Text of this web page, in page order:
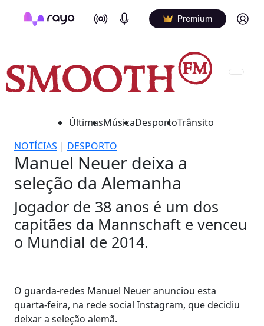
On Air Podcasts Premium Log in
ÚltimasMúsicaDesportoTrânsito
NOTÍCIAS | DESPORTO
Manuel Neuer deixa a
seleção da Alemanha
Jogador de 38 anos é um dos
capitães da Mannschaft e venceu
o Mundial de 2014.
O guarda-redes Manuel Neuer anunciou esta
quarta-feira, na rede social Instagram, que decidiu
deixar a seleção alemã.